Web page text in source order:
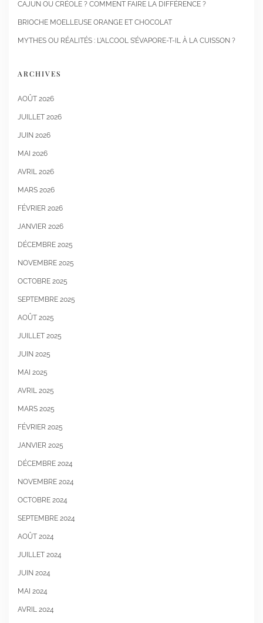
CAJUN OU CRÉOLE ? COMMENT FAIRE LA DIFFÉRENCE ?
BRIOCHE MOELLEUSE ORANGE ET CHOCOLAT
MYTHES OU RÉALITÉS : L’ALCOOL S’ÉVAPORE-T-IL À LA CUISSON ?
ARCHIVES
AOÛT 2026
JUILLET 2026
JUIN 2026
MAI 2026
AVRIL 2026
MARS 2026
FÉVRIER 2026
JANVIER 2026
DÉCEMBRE 2025
NOVEMBRE 2025
OCTOBRE 2025
SEPTEMBRE 2025
AOÛT 2025
JUILLET 2025
JUIN 2025
MAI 2025
AVRIL 2025
MARS 2025
FÉVRIER 2025
JANVIER 2025
DÉCEMBRE 2024
NOVEMBRE 2024
OCTOBRE 2024
SEPTEMBRE 2024
AOÛT 2024
JUILLET 2024
JUIN 2024
MAI 2024
AVRIL 2024